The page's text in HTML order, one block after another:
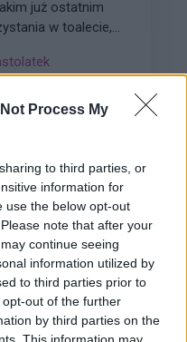
Process My
to third parties, or
information for
use the below opt-out
note that after your
continue seeing
information utilized by
to third parties prior to
out of the further
by third parties on the
już ostatnim
w toalecie,
w środku odbytu).
komentarze ,
nie odpisywać ,
kiedy?
czy nie zaszłam
cykle więc nie mogę
jestem w 22
testu w tym
żeby się nie
jakim czasie zrobić
dla rodziny i